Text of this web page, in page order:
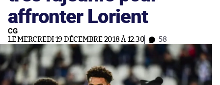
affronter Lorient
CG
LE MERCREDI 19 DÉCEMBRE 2018 À 12:30 58